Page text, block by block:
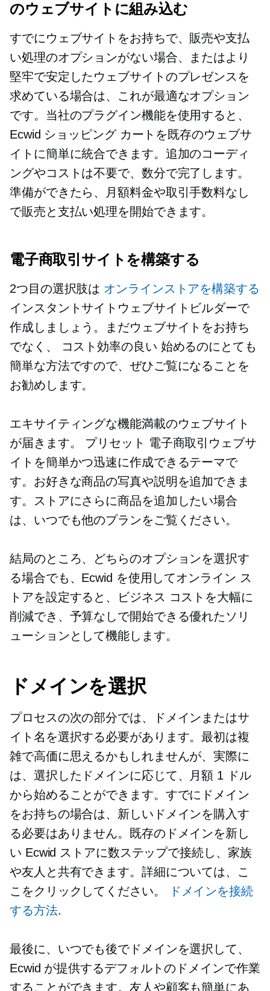
のウェブサイトに組み込む
すでにウェブサイトをお持ちで、販売や支払
い処理のオプションがない場合、またはより
堅牢で安定したウェブサイトのプレゼンスを
求めている場合は、これが最適なオプション
です。当社のプラグイン機能を使用すると、
Ecwid ショッピング カートを既存のウェブサ
イトに簡単に統合できます。追加のコーディ
ングやコストは不要で、数分で完了します。
準備ができたら、月額料金や取引手数料なし
で販売と支払い処理を開始できます。
電子商取引サイトを構築する
2つ目の選択肢は オンラインストアを構築する
インスタントサイトウェブサイトビルダーで
作成しましょう。まだウェブサイトをお持ち
でなく、
コスト効率の良い 始めるのにとても
簡単な方法ですので、ぜひご覧になることを
お勧めします。
エキサイティングな機能満載のウェブサイト
が届きます。 プリセット 電子商取引ウェブサ
イトを簡単かつ迅速に作成できるテーマで
す。お好きな商品の写真や説明を追加できま
す。ストアにさらに商品を追加したい場合
は、いつでも他のプランをご覧ください。
結局のところ、どちらのオプションを選択す
る場合でも、Ecwid を使用してオンライン ス
トアを設定すると、ビジネス コストを大幅に
削減でき、予算なしで開始できる優れたソリ
ューションとして機能します。
ドメインを選択
プロセスの次の部分では、ドメインまたはサ
イト名を選択する必要があります。最初は複
雑で高価に思えるかもしれませんが、実際に
は、選択したドメインに応じて、月額 1 ドル
から始めることができます。すでにドメイン
をお持ちの場合は、新しいドメインを購入す
る必要はありません。既存のドメインを新し
い Ecwid ストアに数ステップで接続し、家族
や友人と共有できます。詳細については、こ
こをクリックしてください。
ドメインを接続
する方法.
最後に、いつでも後でドメインを選択して、
Ecwid が提供するデフォルトのドメインで作業
することができます。友人や顧客も簡単にあ